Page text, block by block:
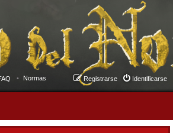
Normas Identificarse
Registrarse